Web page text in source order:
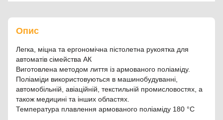
Опис
Легка, міцна та ергономічна пістолетна рукоятка для
автоматів сімейства АК
Виготовлена методом лиття із армованого поліаміду.
Поліаміди використовуються в машинобудуванні,
автомобільній, авіаційній, текстильній промисловостях, а
також медицині та інших областях.
Температура плавлення армованого поліаміду 180 °C